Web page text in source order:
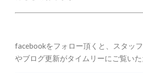
facebookをフォロー頂くと、スタッ
やブログ更新がタイムリーにご覧いた